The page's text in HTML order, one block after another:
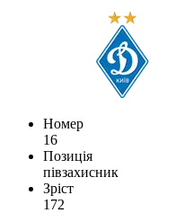
Номер
16
Позиція
півзахисник
Зріст
172